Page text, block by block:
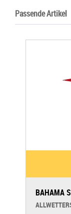
Passende Artikel
BAHAMA